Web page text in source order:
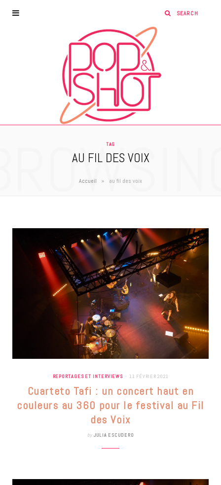
TAG
AU FIL DES VOIX
Accueil » au fil des voix
REPORTAGES ET INTERVIEWS 11 FÉVRIER 2021
Cuarteto Tafi : un concert haut en
couleurs au 360 pour le festival au Fil
des Voix
by JULIA ESCUDERO